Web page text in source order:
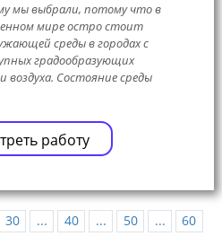
мы выбрали, потому что в
мире остро стоит
среды в городах с
градообразующих
Состояние среды
работу
30 ... 40 ... 50 ...
60